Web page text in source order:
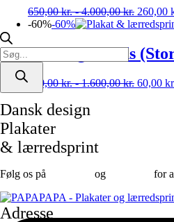
Products
search
650,00kr.-4.000,00kr. 260,00
-60%-60%
Holding Hands
150,00kr.-1.600,00kr. 60,00
Dansk design
Plakater
& lærredsprint
Følg os på og for
Adresse